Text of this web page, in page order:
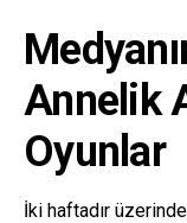
Annelik
Oyunlar
İki haftadır